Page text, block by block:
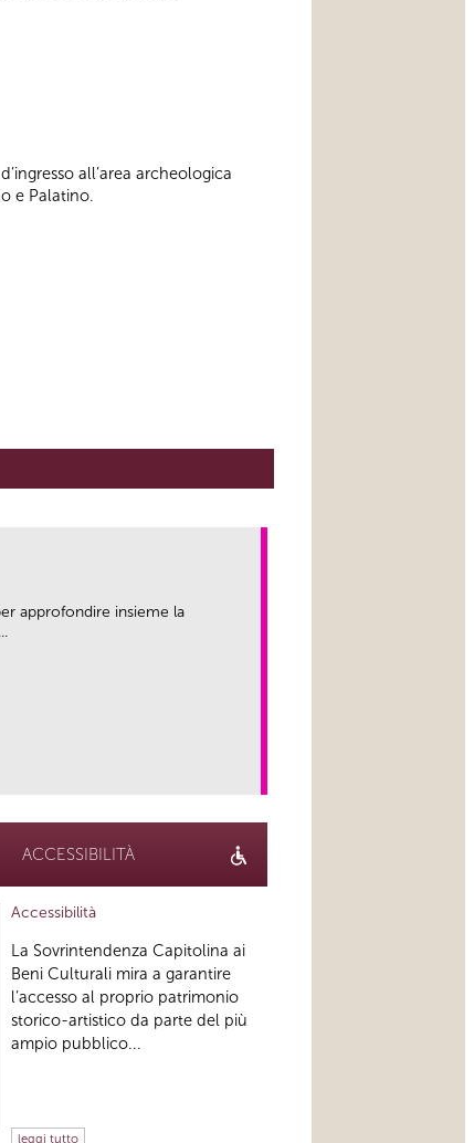
all’area archeologica
e Palatino.
approfondire insieme la
ACCESSIBILITÀ
Accessibilità
La Sovrintendenza Capitolina ai
Beni Culturali mira a garantire
l’accesso al proprio patrimonio
storico-artistico da parte del più
ampio pubblico...
leggi tutto